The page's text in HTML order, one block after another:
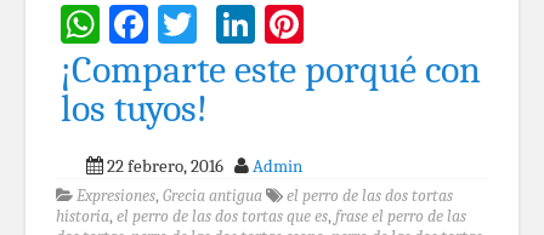
WhatsApp
Facebook
TwitterLinkedIn
¡Comparte este porqué con
los tuyos!
22 febrero, 2016 Admin
Expresiones, Grecia antigua
el perro de las dos tortas
historia, el perro de las dos tortas que es, frase el perro de las